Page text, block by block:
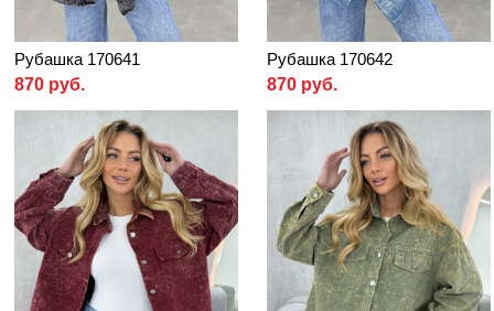
Рубашка 170641
870 руб.
Рубашка 170642
870 руб.